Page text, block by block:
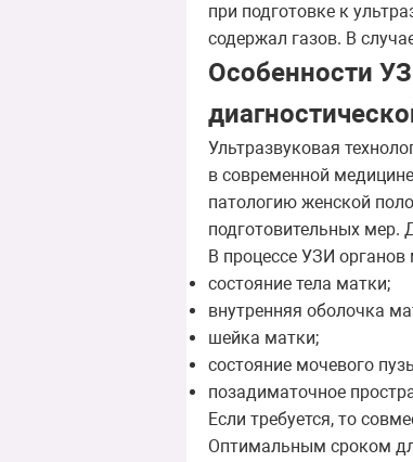
при подготовке к
содержал газов. В
Особенности
Ультразвуковая
в современной
патологию женской
подготовительных мер.
В процессе УЗИ
состояние тела матки;
внутренняя оболочка
шейка матки;
состояние мочевого
позадиматочное
Если требуется, то
Оптимальным сроком